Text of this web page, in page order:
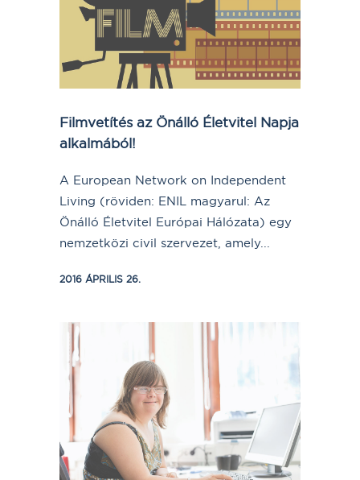
Filmvetítés az Önálló Életvitel Napja
alkalmából!
A European Network on Independent
Living (röviden: ENIL magyarul: Az
Önálló Életvitel Európai Hálózata) egy
nemzetközi civil szervezet, amely...
2016 ÁPRILIS 26.